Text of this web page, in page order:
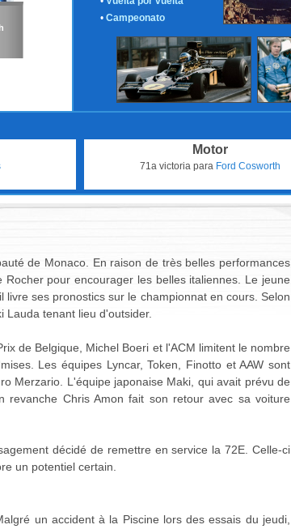
• Campeonato
Motor
71a victoria para Ford Cosworth
de Monaco. En raison de très belles performances
pour encourager les belles italiennes. Le jeune
ses pronostics sur le championnat en cours. Selon
Lauda tenant lieu d'outsider.
de Belgique, Michel Boeri et l'ACM limitent le nombre
Les équipes Lyncar, Token, Finotto et AAW sont
Merzario. L'équipe japonaise Maki, qui avait prévu de
revanche Chris Amon fait son retour avec sa voiture
décidé de remettre en service la 72E. Celle-ci
un potentiel certain.
un accident à la Piscine lors des essais du jeudi,